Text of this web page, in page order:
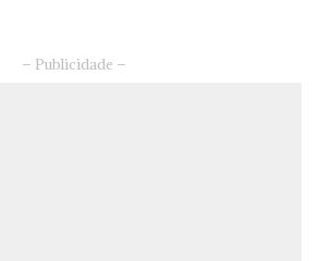
– Publicidade –